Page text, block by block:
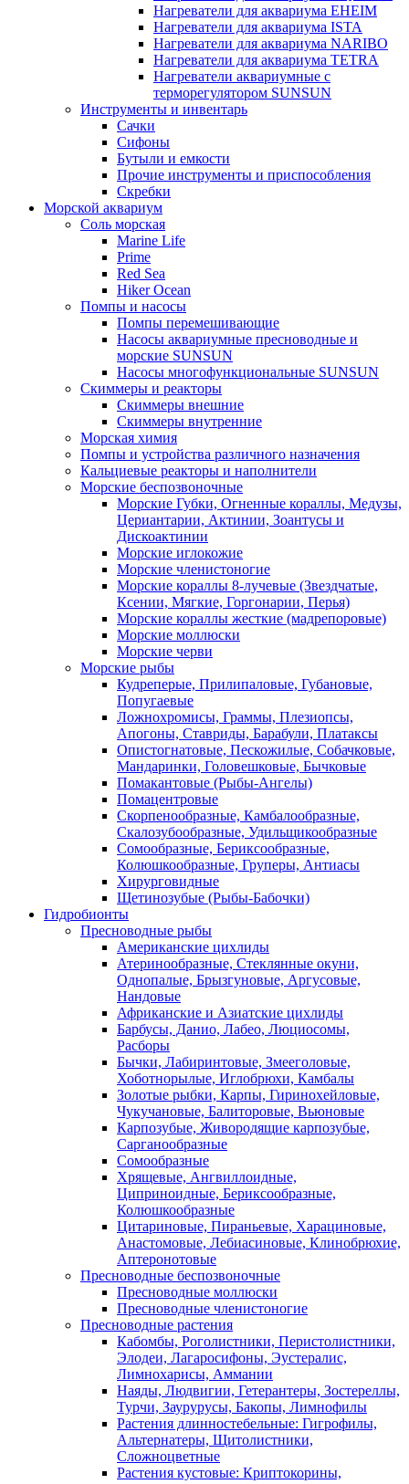
Нагреватели для аквариума EHEIM
Нагреватели для аквариума ISTA
Нагреватели для аквариума NARIBO
Нагреватели для аквариума TETRA
Нагреватели аквариумные с
терморегулятором SUNSUN
Инструменты и инвентарь
Сачки
Сифоны
Бутыли и емкости
Прочие инструменты и приспособления
Скребки
Морской аквариум
Соль морская
Marine Life
Prime
Red Sea
Hiker Ocean
Помпы и насосы
Помпы перемешивающие
Насосы аквариумные пресноводные и
морские SUNSUN
Насосы многофункциональные SUNSUN
Скиммеры и реакторы
Скиммеры внешние
Скиммеры внутренние
Морская химия
Помпы и устройства различного назначения
Кальциевые реакторы и наполнители
Морские беспозвоночные
Морские Губки, Огненные кораллы, Медузы,
Цериантарии, Актинии, Зоантусы и
Дискоактинии
Морские иглокожие
Морские членистоногие
Морские кораллы 8-лучевые (Звездчатые,
Ксении, Мягкие, Горгонарии, Перья)
Морские кораллы жесткие (мадрепоровые)
Морские моллюски
Морские черви
Морские рыбы
Кудреперые, Прилипаловые, Губановые,
Попугаевые
Ложнохромисы, Граммы, Плезиопсы,
Апогоны, Ставриды, Барабули, Платаксы
Опистогнатовые, Пескожилые, Собачковые,
Мандаринки, Головешковые, Бычковые
Помакантовые (Рыбы-Ангелы)
Помацентровые
Скорпенообразные, Камбалообразные,
Скалозубообразные, Удильщикообразные
Сомообразные, Бериксообразные,
Колюшкообразные, Груперы, Антиасы
Хирурговидные
Щетинозубые (Рыбы-Бабочки)
Гидробионты
Пресноводные рыбы
Американские цихлиды
Атеринообразные, Стеклянные окуни,
Однопалые, Брызгуновые, Аргусовые,
Нандовые
Африканские и Азиатские цихлиды
Барбусы, Данио, Лабео, Люциосомы,
Расборы
Бычки, Лабиринтовые, Змееголовые,
Хоботнорылые, Иглобрюхи, Камбалы
Золотые рыбки, Карпы, Гиринохейловые,
Чукучановые, Балиторовые, Вьюновые
Карпозубые, Живородящие карпозубые,
Сарганообразные
Сомообразные
Хрящевые, Ангвиллоидные,
Циприноидные, Бериксообразные,
Колюшкообразные
Цитариновые, Пираньевые, Харациновые,
Анастомовые, Лебиасиновые, Клинобрюхие,
Аптеронотовые
Пресноводные беспозвоночные
Пресноводные моллюски
Пресноводные членистоногие
Пресноводные растения
Кабомбы, Роголистники, Перистолистники,
Элодеи, Лагаросифоны, Эустералис,
Лимнохарисы, Аммании
Наяды, Людвигии, Гетерантеры, Зостереллы,
Турчи, Заурурусы, Бакопы, Лимнофилы
Растения длинностебельные: Гигрофилы,
Альтернатеры, Щитолистники,
Сложноцветные
Растения кустовые: Криптокорины,